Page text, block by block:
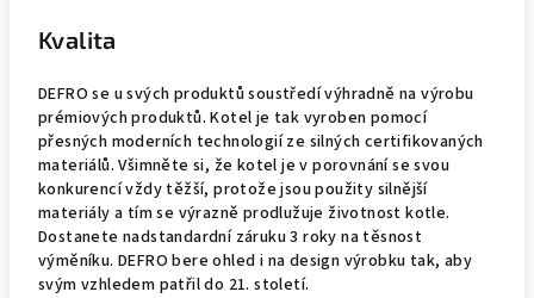
Kvalita
DEFRO se u svých produktů soustředí výhradně na výrobu
prémiových produktů. Kotel je tak vyroben pomocí
přesných moderních technologií ze silných certifikovaných
materiálů. Všimněte si, že kotel je v porovnání se svou
konkurencí vždy těžší, protože jsou použity silnější
materiály a tím se výrazně prodlužuje životnost kotle.
Dostanete nadstandardní záruku 3 roky na těsnost
výměníku. DEFRO bere ohled i na design výrobku tak, aby
svým vzhledem patřil do 21. století.